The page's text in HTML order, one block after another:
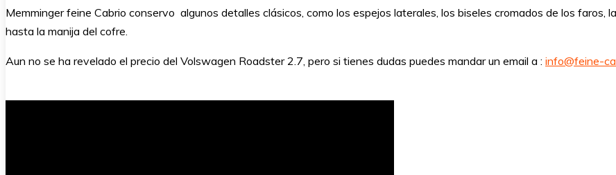
Memminger feine Cabrio conservo algunos detalles clásicos, como los espejos laterales, los biseles cromados de los faros,
hasta la manija del cofre.
Aun no se ha revelado el precio del Volswagen Roadster 2.7, pero si tienes dudas puedes mandar un email a : info@feine-